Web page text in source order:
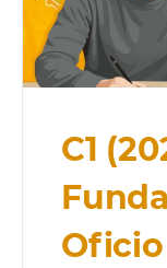
C1
Oficio